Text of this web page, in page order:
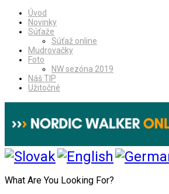
Úvod
Novinky
Súťaže
Súťaž online
Mudrovačky
Foto
NW sezóna 2019
Náš TIP
Užitočné
What Are You Looking For?